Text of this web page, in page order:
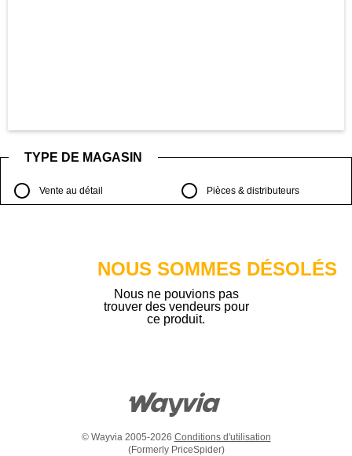
TYPE DE MAGASIN
Vente au détail Pièces & distributeurs
NOUS SOMMES DÉSOLÉS
Nous ne pouvions pas
trouver des vendeurs pour
ce produit.
© Wayvia 2005-2026 Conditions d'utilisation
(Formerly PriceSpider)